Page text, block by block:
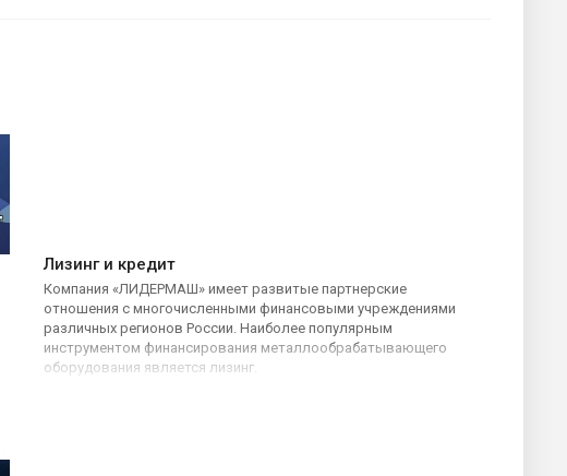
Лизинг и кредит
Компания «ЛИДЕРМАШ» имеет развитые партнерские
отношения с многочисленными финансовыми учреждениями
различных регионов России. Наиболее популярным
инструментом финансирования металлообрабатывающего
оборудования является лизинг.